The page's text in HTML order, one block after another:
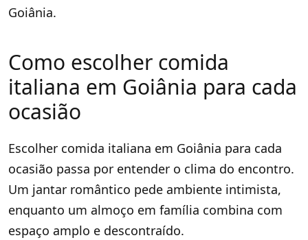
Goiânia.
Como escolher comida
italiana em Goiânia para cada
ocasião
Escolher comida italiana em Goiânia para cada
ocasião passa por entender o clima do encontro.
Um jantar romântico pede ambiente intimista,
enquanto um almoço em família combina com
espaço amplo e descontraído.